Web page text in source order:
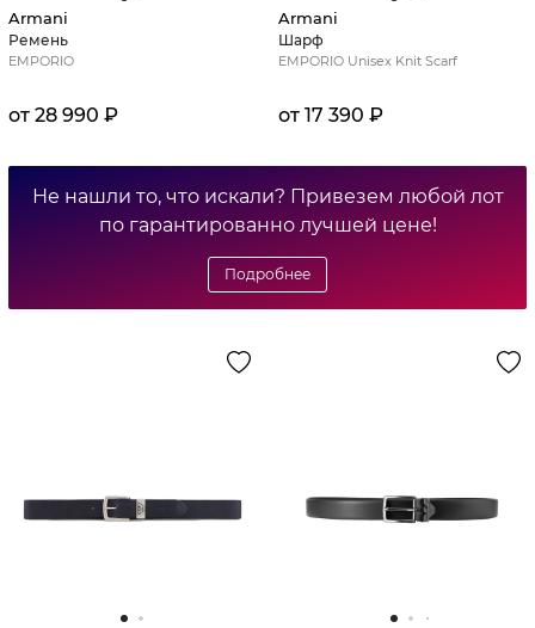
Armani
Ремень
EMPORIO
от 28 990 ₽
Armani
Шарф
EMPORIO Unisex Knit Scarf
от 17 390 ₽
Не нашли то, что искали? Привезем любой лот
по гарантированно лучшей цене!
Подробнее